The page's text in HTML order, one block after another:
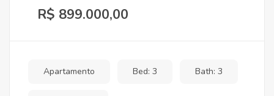
R$ 899.000,00
Apartamento Bed: 3 Bath: 3